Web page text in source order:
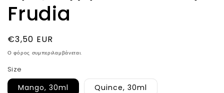
Frudia
Κανονική
τιμή
€3,50 EUR
Ο φόρος συμπεριλαμβάνεται.
Size
Mango, 30ml Quince, 30ml